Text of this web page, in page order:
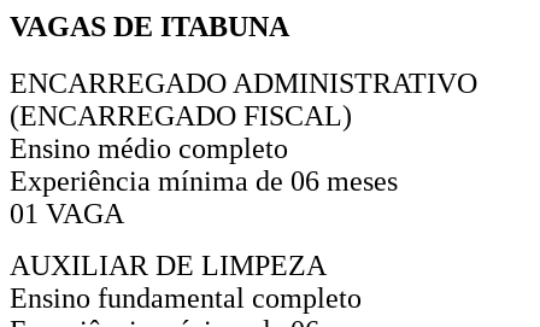
VAGAS DE ITABUNA
ENCARREGADO ADMINISTRATIVO
(ENCARREGADO FISCAL)
Ensino médio completo
Experiência mínima de 06 meses
01 VAGA
AUXILIAR DE LIMPEZA
Ensino fundamental completo